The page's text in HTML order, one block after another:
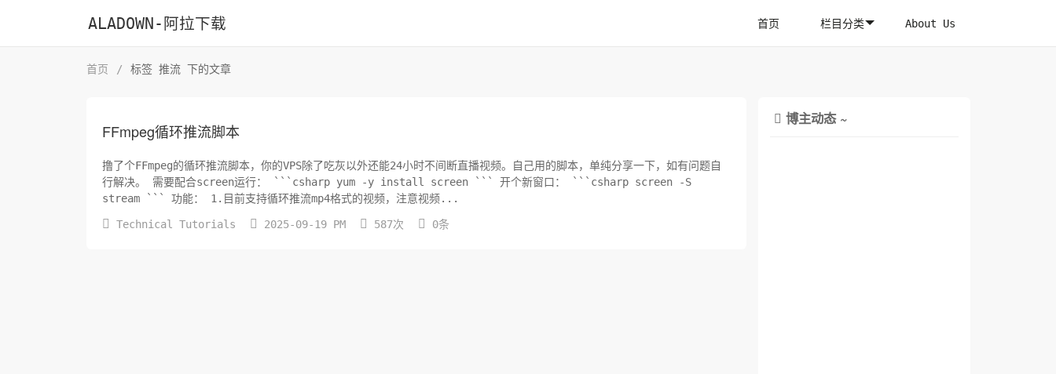
ALADOWN-阿拉下载 首页 栏目分类 About Us
首页 / 标签 推流 下的文章
FFmpeg循环推流脚本
撸了个FFmpeg的循环推流脚本，你的VPS除了吃灰以外还能24小时不间断直播视频。自己用的脚本，单纯分享一下，如有问题自
行解决。 需要配合screen运行： ```csharp yum -y install screen ``` 开个新窗口： ```csharp screen -S
stream ``` 功能： 1.目前支持循环推流mp4格式的视频，注意视频...
 Technical Tutorials  2025-09-19 PM  587次  0条
 博主动态 ~